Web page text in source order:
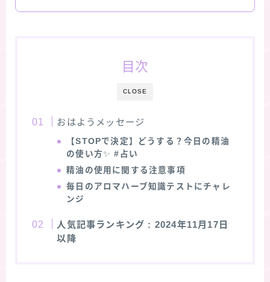
CLOSE
目次
おはようメッセージ
【STOPで決定】どうする？今日の精油
の使い方✨ #占い
精油の使用に関する注意事項
毎日のアロマハーブ知識テストにチャレ
ンジ
人気記事ランキング : 2024年11月17日
以降